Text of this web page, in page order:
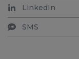
LinkedIn
SMS